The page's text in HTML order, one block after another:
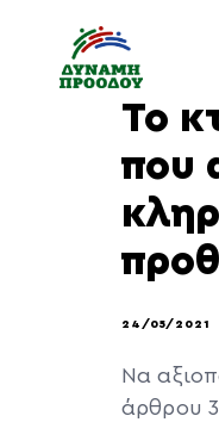
Το
που
24/05/2021
Να
άρθρου